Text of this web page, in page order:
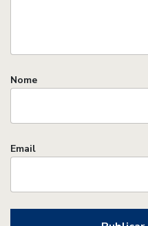
Nome
Email